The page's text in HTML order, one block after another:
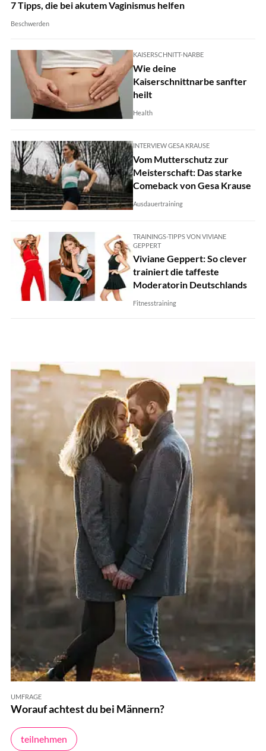
7 Tipps, die bei akutem Vaginismus helfen
Beschwerden
KAISERSCHNITT-NARBE
Wie deine
Kaiserschnittnarbe sanfter
heilt
Health
INTERVIEW GESA KRAUSE
Vom Mutterschutz zur
Meisterschaft: Das starke
Comeback von Gesa Krause
Ausdauertraining
TRAININGS-TIPPS VON VIVIANE
GEPPERT
Viviane Geppert: So clever
trainiert die taffeste
Moderatorin Deutschlands
Fitnesstraining
UMFRAGE
Worauf achtest du bei Männern?
teilnehmen